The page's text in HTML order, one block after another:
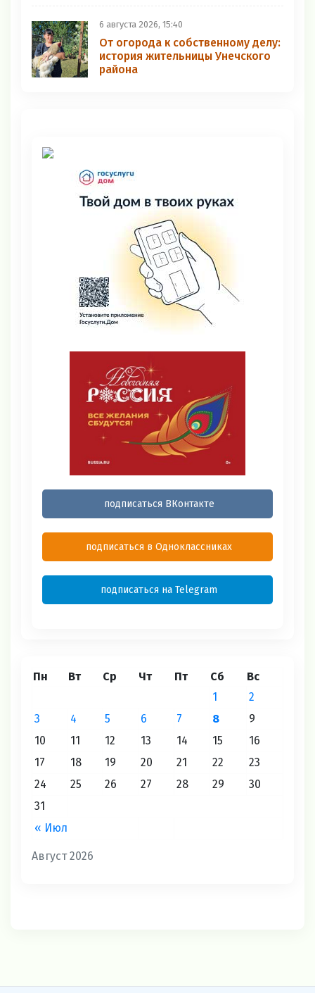
6 августа 2026, 15:40
От огорода к собственному делу:
история жительницы Унечского
района
подписаться ВКонтакте
подписаться в Одноклассниках
подписаться на Telegram
Август 2026
Пн Вт Ср Чт Пт Сб Вс
« Июл
1
2
3
4 5 6 7 8
9
10
11 12 13 14 15
16
17
18 19 20 21 22
23
24
25 26 27 28 29
30
31